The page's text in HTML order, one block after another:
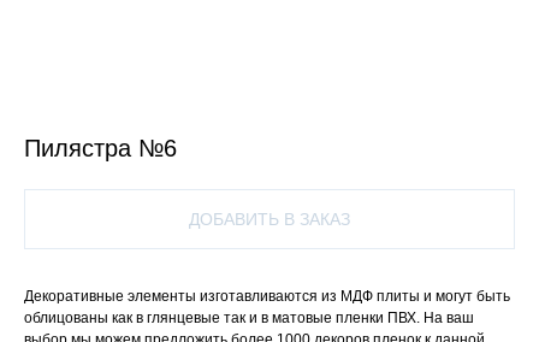
Пилястра №6
ДОБАВИТЬ В ЗАКАЗ
Декоративные элементы изготавливаются из МДФ плиты и могут быть
облицованы как в глянцевые так и в матовые пленки ПВХ. На ваш